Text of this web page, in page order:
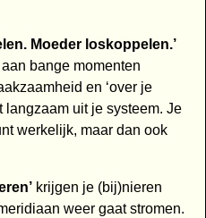
Moeder loskoppelen.’
bange momenten
en ‘over je
langzaam uit je systeem. Je
werkelijk, maar dan ook
krijgen je (bij)nieren
weer gaat stromen.